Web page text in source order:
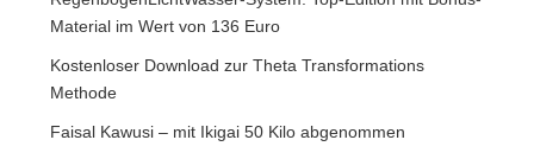
Material im Wert von 136 Euro
Kostenloser Download zur Theta Transformations
Methode
Faisal Kawusi – mit Ikigai 50 Kilo abgenommen